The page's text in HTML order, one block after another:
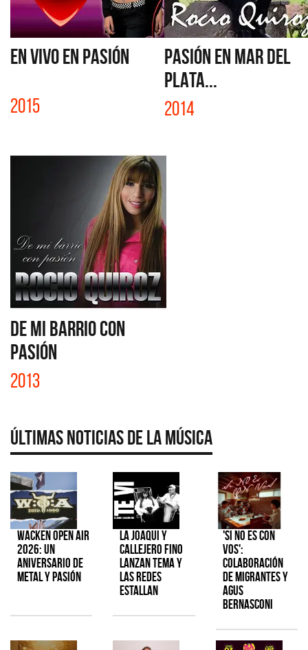
EN VIVO EN PASIÓN
2015
PASIÓN EN MAR DEL
PLATA...
2014
DE MI BARRIO CON
PASIÓN
2013
Últimas Noticias de la Música
Wacken Open Air
2026: Un
aniversario de
metal y pasión
La Joaqui y
Callejero Fino
lanzan tema y
las redes
estallan
'Si No Es Con
Vos':
colaboración
de Migrantes y
Agus
Bernasconi